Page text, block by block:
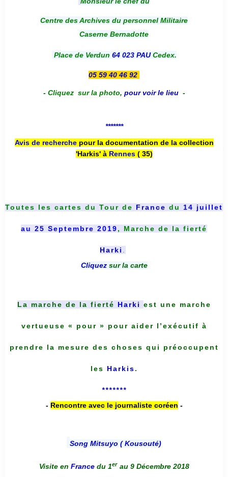
Centre des Archives du personnel Militaire
Caserne Bernadotte
Place de Verdun 64 023 PAUCedex.
05 59 40 46 92
- Cliquez sur la photo, pour voir le lieu -
*******
Avis de recherche pour la documentation de la collection
'Harkis' à Rennes( 35)
Toutes les cartes du Tour de France du 14 juillet
au 25 Septembre 2019, Marche de la fierté
Harki
Cliquez sur la carte
La marche de la fierté Harki est une marche
vertueuse « pour » pour aider l’exécutif à
prendre la mesure des choses qui préoccupent
les Harkis.
*******
- Rencontre avec le journaliste coréen -
Song Mitsuyo ( Kousouté)
Visite en France du 1er au 9 Décembre 2018